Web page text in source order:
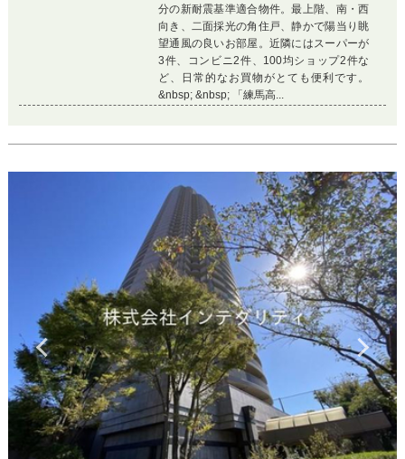
分の新耐震基準適合物件。最上階、南・西
向き、二面採光の角住戸、静かで陽当り眺
望通風の良いお部屋。近隣にはスーパーが
3件、コンビニ2件、100均ショップ2件な
ど、日常的なお買物がとても便利です。
&nbsp; &nbsp; 「練馬高...
Previous
画像1/8 枚